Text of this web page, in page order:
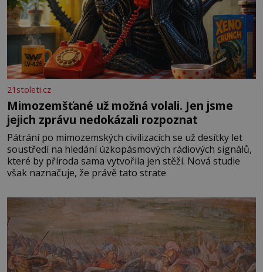
21stoleti.cz
Mimozemšťané už možná volali. Jen jsme
jejich zprávu nedokázali rozpoznat
Pátrání po mimozemských civilizacích se už desítky let
soustředí na hledání úzkopásmových rádiových signálů,
které by příroda sama vytvořila jen stěží. Nová studie
však naznačuje, že právě tato strate